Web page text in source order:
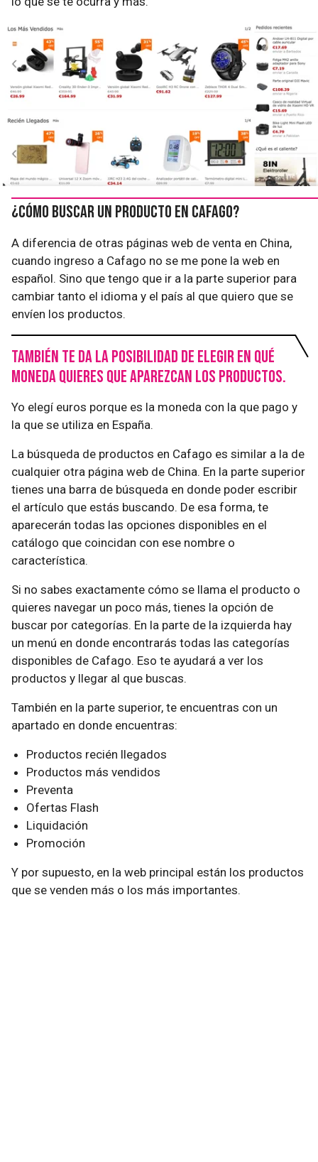
¿Cómo buscar un producto en Cafago?
A diferencia de otras páginas web de venta en China,
cuando ingreso a Cafago no se me pone la web en
español. Sino que tengo que ir a la parte superior para
cambiar tanto el idioma y el país al que quiero que se
envíen los productos.
También te da la posibilidad de elegir en qué
moneda quieres que aparezcan los productos.
Yo elegí euros porque es la moneda con la que pago y
la que se utiliza en España.
La búsqueda de productos en Cafago es similar a la de
cualquier otra página web de China. En la parte superior
tienes una barra de búsqueda en donde poder escribir
el artículo que estás buscando. De esa forma, te
aparecerán todas las opciones disponibles en el
catálogo que coincidan con ese nombre o
característica.
Si no sabes exactamente cómo se llama el producto o
quieres navegar un poco más, tienes la opción de
buscar por categorías. En la parte de la izquierda hay
un menú en donde encontrarás todas las categorías
disponibles de Cafago. Eso te ayudará a ver los
productos y llegar al que buscas.
También en la parte superior, te encuentras con un
apartado en donde encuentras:
Productos recién llegados
Productos más vendidos
Preventa
Ofertas Flash
Liquidación
Promoción
Y por supuesto, en la web principal están los productos
que se venden más o los más importantes.